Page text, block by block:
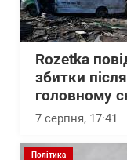
Rozetka
збитки
головному
7 серпня, 17:41
Політика